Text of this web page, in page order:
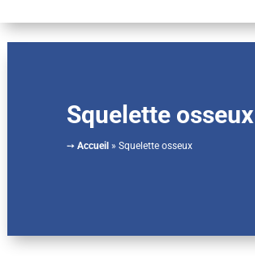
Squelette osseux
➙Accueil »Squelette osseux